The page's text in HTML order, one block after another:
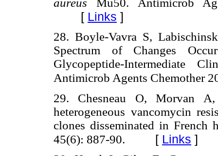
aureus Mu50. Antimicrob
[ Links ]
28. Boyle-Vavra S,
Spectrum of Changes
Glycopeptide-Intermediate
Antimicrob Agents Chemother
29. Chesneau O, Morvan
heterogeneous vancomycin
clones disseminated in French
45(6): 887-90.
[ Links ]